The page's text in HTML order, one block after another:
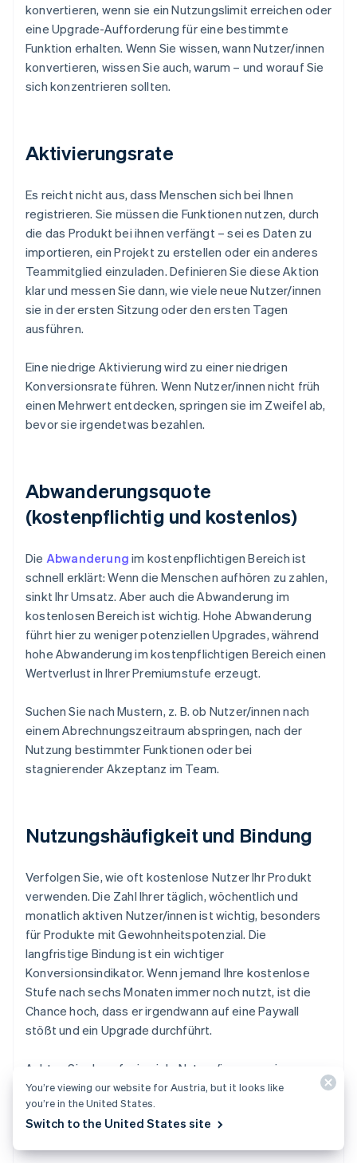
konvertieren, wenn sie ein Nutzungslimit erreichen oder
eine Upgrade-Aufforderung für eine bestimmte
Funktion erhalten. Wenn Sie wissen, wann Nutzer/innen
konvertieren, wissen Sie auch, warum – und worauf Sie
sich konzentrieren sollten.
Aktivierungsrate
Es reicht nicht aus, dass Menschen sich bei Ihnen
registrieren. Sie müssen die Funktionen nutzen, durch
die das Produkt bei ihnen verfängt – sei es Daten zu
importieren, ein Projekt zu erstellen oder ein anderes
Teammitglied einzuladen. Definieren Sie diese Aktion
klar und messen Sie dann, wie viele neue Nutzer/innen
sie in der ersten Sitzung oder den ersten Tagen
ausführen.
Eine niedrige Aktivierung wird zu einer niedrigen
Konversionsrate führen. Wenn Nutzer/innen nicht früh
einen Mehrwert entdecken, springen sie im Zweifel ab,
bevor sie irgendetwas bezahlen.
Abwanderungsquote
(kostenpflichtig und kostenlos)
Die Abwanderung im kostenpflichtigen Bereich ist
schnell erklärt: Wenn die Menschen aufhören zu zahlen,
sinkt Ihr Umsatz. Aber auch die Abwanderung im
kostenlosen Bereich ist wichtig. Hohe Abwanderung
führt hier zu weniger potenziellen Upgrades, während
hohe Abwanderung im kostenpflichtigen Bereich einen
Wertverlust in Ihrer Premiumstufe erzeugt.
Suchen Sie nach Mustern, z. B. ob Nutzer/innen nach
einem Abrechnungszeitraum abspringen, nach der
Nutzung bestimmter Funktionen oder bei
stagnierender Akzeptanz im Team.
Nutzungshäufigkeit und Bindung
Verfolgen Sie, wie oft kostenlose Nutzer Ihr Produkt
verwenden. Die Zahl Ihrer täglich, wöchentlich und
monatlich aktiven Nutzer/innen ist wichtig, besonders
für Produkte mit Gewohnheitspotenzial. Die
langfristige Bindung ist ein wichtiger
Konversionsindikator. Wenn jemand Ihre kostenlose
Stufe nach sechs Monaten immer noch nutzt, ist die
Chance hoch, dass er irgendwann auf eine Paywall
stößt und ein Upgrade durchführt.
Achten Sie darauf, wie viele Nutzer/innen an einem
bestimmten Punkt abspringen. Wenn sie durchgehend
abspringen, bevor sie Ihren Upgrade-Trigger auslösen,
ist Ihr Trichter möglicherweise zu langsam, zu steil oder
You’re viewing our website for Austria, but it looks like
you’re in the United States.
Switch to the United States site